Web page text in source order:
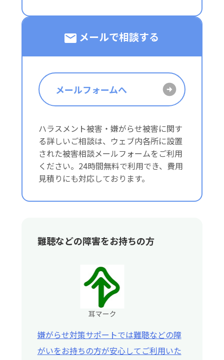
メールで相談する
メールフォームへ
ハラスメント被害・嫌がらせ被害に関す
る詳しいご相談は、ウェブ内各所に設置
された被害相談メールフォームをご利用
ください。24時間無料で利用でき、費用
見積りにも対応しております。
難聴などの障害をお持ちの方
嫌がらせ対策サポートでは難聴などの障
がいをお持ちの方が安心してご利用いた